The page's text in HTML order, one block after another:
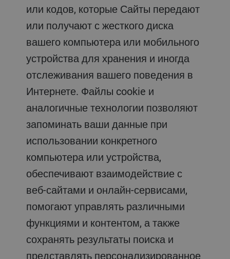
или кодов, которые Сайты передают
или получают с жесткого диска
вашего компьютера или мобильного
устройства для хранения и иногда
отслеживания вашего поведения в
Интернете. Файлы cookie и
аналогичные технологии позволяют
запоминать ваши данные при
использовании конкретного
компьютера или устройства,
обеспечивают взаимодействие с
веб-сайтами и онлайн-сервисами,
помогают управлять различными
функциями и контентом, а также
сохранять результаты поиска и
представлять персонализированное